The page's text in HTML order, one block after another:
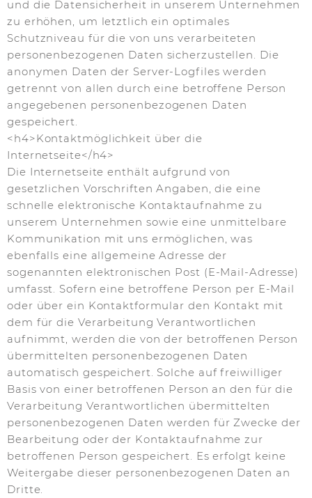
und die Datensicherheit in unserem Unternehmen
zu erhöhen, um letztlich ein optimales
Schutzniveau für die von uns verarbeiteten
personenbezogenen Daten sicherzustellen. Die
anonymen Daten der Server-Logfiles werden
getrennt von allen durch eine betroffene Person
angegebenen personenbezogenen Daten
gespeichert.
<h4>Kontaktmöglichkeit über die
Internetseite</h4>
Die Internetseite enthält aufgrund von
gesetzlichen Vorschriften Angaben, die eine
schnelle elektronische Kontaktaufnahme zu
unserem Unternehmen sowie eine unmittelbare
Kommunikation mit uns ermöglichen, was
ebenfalls eine allgemeine Adresse der
sogenannten elektronischen Post (E-Mail-Adresse)
umfasst. Sofern eine betroffene Person per E-Mail
oder über ein Kontaktformular den Kontakt mit
dem für die Verarbeitung Verantwortlichen
aufnimmt, werden die von der betroffenen Person
übermittelten personenbezogenen Daten
automatisch gespeichert. Solche auf freiwilliger
Basis von einer betroffenen Person an den für die
Verarbeitung Verantwortlichen übermittelten
personenbezogenen Daten werden für Zwecke der
Bearbeitung oder der Kontaktaufnahme zur
betroffenen Person gespeichert. Es erfolgt keine
Weitergabe dieser personenbezogenen Daten an
Dritte.